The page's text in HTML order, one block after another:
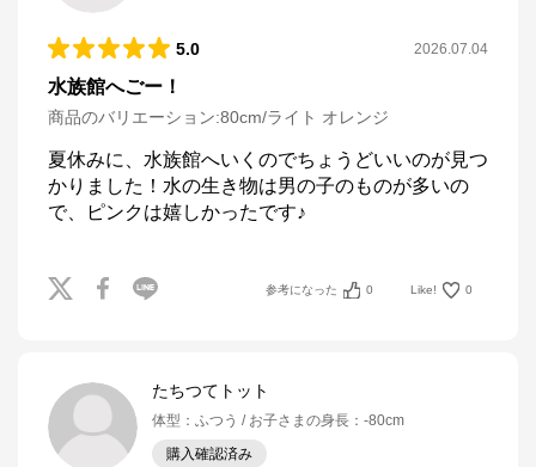
5.0 2026.07.04
水族館へごー！
商品のバリエーション:80cm/ライト オレンジ
夏休みに、水族館へいくのでちょうどいいのが見つ
かりました！水の生き物は男の子のものが多いの
で、ピンクは嬉しかったです♪
参考になった 0 Like! 0
たちつてトット
体型 ： ふつう お子さまの身長 ： -80cm
購入確認済み